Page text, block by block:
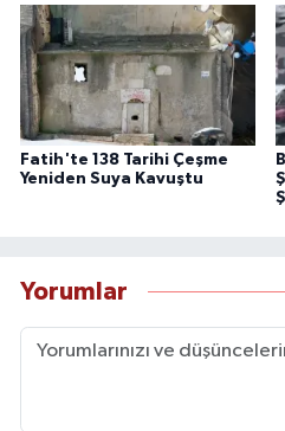
Fatih'te 138 Tarihi Çeşme
Yeniden Suya Kavuştu
Yorumlar